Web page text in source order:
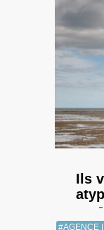
Ils
#AGENCE